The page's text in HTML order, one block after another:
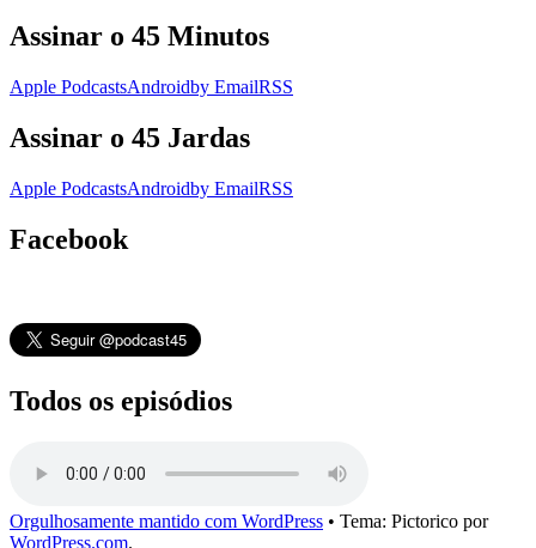
Assinar o 45 Minutos
Apple PodcastsAndroidby EmailRSS
Assinar o 45 Jardas
Apple PodcastsAndroidby EmailRSS
Facebook
Todos os episódios
Orgulhosamente mantido com WordPress • Tema: Pictorico por
WordPress.com.